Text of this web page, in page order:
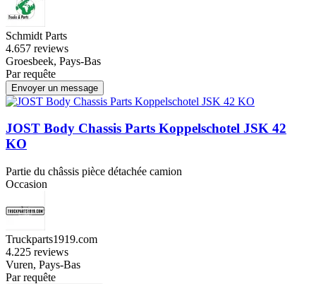
Schmidt Parts
4.657 reviews
Groesbeek, Pays-Bas
Par requête
Envoyer un message
JOST Body Chassis Parts Koppelschotel JSK 42
KO
Partie du châssis pièce détachée camion
Occasion
Truckparts1919.com
4.225 reviews
Vuren, Pays-Bas
Par requête